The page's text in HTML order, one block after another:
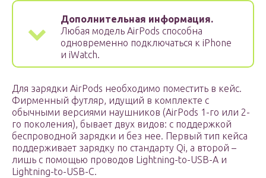
Дополнительная информация.
Любая модель AirPods способна
одновременно подключаться к iPhone
и iWatch.
Для зарядки AirPods необходимо поместить в кейс.
Фирменный футляр, идущий в комплекте с
обычными версиями наушников (AirPods 1-го или 2-
го поколения), бывает двух видов: с поддержкой
беспроводной зарядки и без нее. Первый тип кейса
поддерживает зарядку по стандарту Qi, а второй –
лишь с помощью проводов Lightning-to-USB-A и
Lightning-to-USB-C.